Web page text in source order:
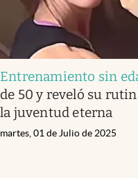
Entrenamiento sin
de 50 y reveló su
la juventud eterna
martes, 01 de Julio de 2025